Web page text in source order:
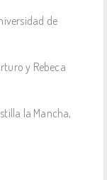
de
y Rebeca
la Mancha,